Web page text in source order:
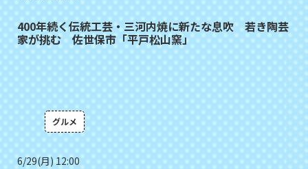
400年続く伝統工芸・三河内焼に新たな息吹 若き陶芸
家が挑む 佐世保市「平戸松山窯」
グルメ
6/29(月) 12:00